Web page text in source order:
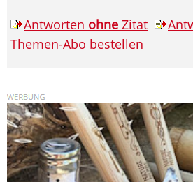
Antworten ohne Zitat
Themen-Abo bestellen